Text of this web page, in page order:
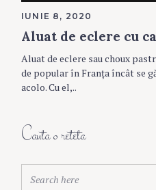
IUNIE 8, 2020
Aluat de eclere cu
Aluat de eclere sau choux
de popular în Franţa încât se
acolo. Cu el,..
Cauta o reteta